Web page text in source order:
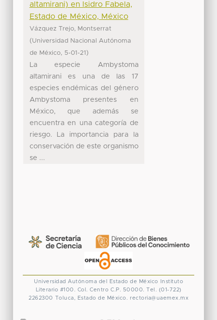
altamirani) en Isidro Fabela,
Estado de México, México
Vázquez Trejo, Montserrat
(Universidad Nacional Autónoma
de México, 5-01-21 )
La especie Ambystoma
altamirani es una de las 17
especies endémicas del género
Ambystoma presentes en
México, que además se
encuentra en una categoría de
riesgo. La importancia para la
conservación de este organismo
se ...
Universidad Autónoma del Estado de México
Instituto
Literario #100. Col. Centro C.P. 50000. Tel. (01-722)
2262300
Toluca, Estado de México. rectoria@uaemex.mx